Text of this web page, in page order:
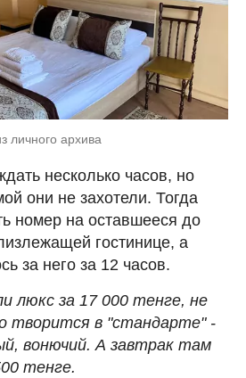
личного архива
несколько часов, но
они не захотели. Тогда
номер на оставшееся до
гостинице, а
за него за 12 часов.
люкс за 17 000 тенге, не
творится в "стандарте" -
вонючий. А завтрак там
тенге.